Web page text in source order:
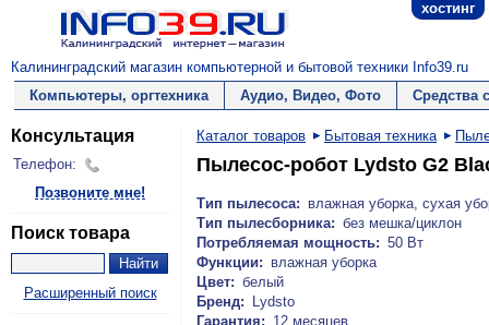
хостинг
Калининградский магазин компьютерной и бытовой техники Info39.ru
Компьютеры, оргтехника
Аудио, Видео, Фото Средства
Консультация
Телефон:
Позвоните мне!
Поиск товара
Расширенный поиск
Каталог товаров Бытовая техника
Пылесос-робот Lydsto G2
Тип пылесоса: влажная уборка, сухая
Тип пылесборника: без мешка/циклон
Потребляемая мощность: 50 Вт
Функции: влажная уборка
Цвет: белый
Бренд:
Lydsto
Гарантия: 12 месяцев